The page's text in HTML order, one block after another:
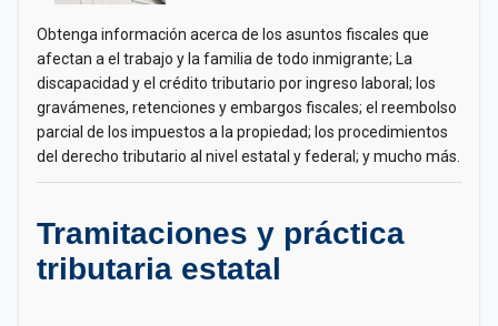
Obtenga información acerca de los asuntos fiscales que
afectan a el trabajo y la familia de todo inmigrante; La
discapacidad y el crédito tributario por ingreso laboral; los
gravámenes, retenciones y embargos fiscales; el reembolso
parcial de los impuestos a la propiedad; los procedimientos
del derecho tributario al nivel estatal y federal; y mucho más.
Tramitaciones y práctica
tributaria estatal